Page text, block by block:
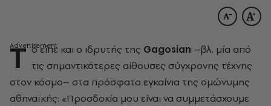
Τ ο είπε και ο ιδρυτής της Gagosian –βλ. μία από
τις σημαντικότερες αίθουσες σύγχρονης τέχνης
στον κόσμο– στα πρόσφατα εγκαίνια της ομώνυμης
αθηναϊκής: «Προσδοκία μου είναι να συμμετάσχουμε